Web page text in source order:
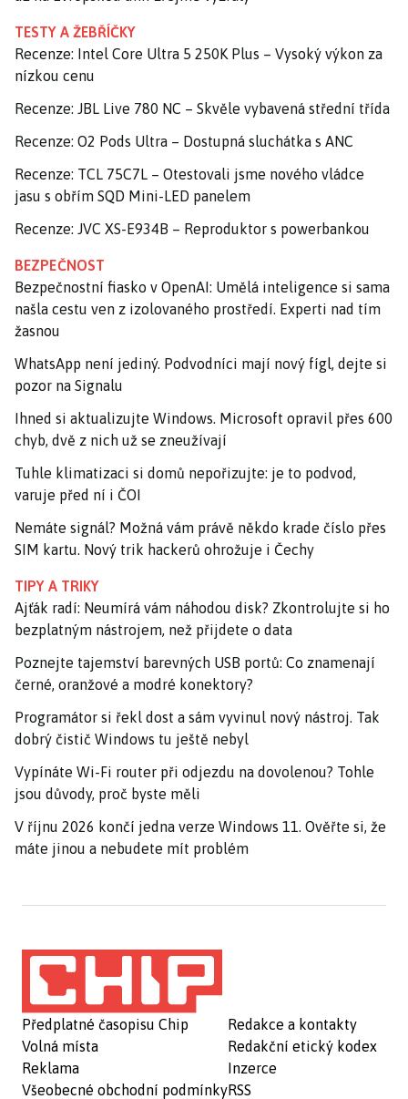
TESTY A ŽEBŘÍČKY
Recenze: Intel Core Ultra 5 250K Plus – Vysoký výkon za
nízkou cenu
Recenze: JBL Live 780 NC – Skvěle vybavená střední třída
Recenze: O2 Pods Ultra – Dostupná sluchátka s ANC
Recenze: TCL 75C7L – Otestovali jsme nového vládce
jasu s obřím SQD Mini-LED panelem
Recenze: JVC XS-E934B – Reproduktor s powerbankou
BEZPEČNOST
Bezpečnostní fiasko v OpenAI: Umělá inteligence si sama
našla cestu ven z izolovaného prostředí. Experti nad tím
žasnou
WhatsApp není jediný. Podvodníci mají nový fígl, dejte si
pozor na Signalu
Ihned si aktualizujte Windows. Microsoft opravil přes 600
chyb, dvě z nich už se zneužívají
Tuhle klimatizaci si domů nepořizujte: je to podvod,
varuje před ní i ČOI
Nemáte signál? Možná vám právě někdo krade číslo přes
SIM kartu. Nový trik hackerů ohrožuje i Čechy
TIPY A TRIKY
Ajťák radí: Neumírá vám náhodou disk? Zkontrolujte si ho
bezplatným nástrojem, než přijdete o data
Poznejte tajemství barevných USB portů: Co znamenají
černé, oranžové a modré konektory?
Programátor si řekl dost a sám vyvinul nový nástroj. Tak
dobrý čistič Windows tu ještě nebyl
Vypínáte Wi-Fi router při odjezdu na dovolenou? Tohle
jsou důvody, proč byste měli
V říjnu 2026 končí jedna verze Windows 11. Ověřte si, že
máte jinou a nebudete mít problém
Předplatné časopisu Chip
Volná místa
Reklama
Všeobecné obchodní podmínky
Redakce a kontakty
Redakční etický kodex
Inzerce
RSS